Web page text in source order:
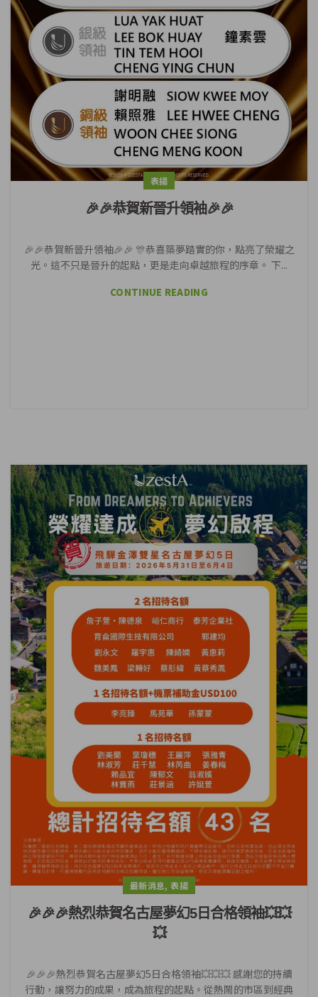
表揚
🎉🎉恭賀新晉升領袖🎉🎉
🎉🎉恭賀新晉升領袖🎉🎉 🎊恭喜築夢踏實的你，點亮了榮耀之
光。這不只是晉升的起點，更是走向卓越旅程的序章。 下...
CONTINUE READING
最新消息,表揚
🎉🎉🎉熱烈恭賀名古屋夢幻5日合格領袖💥💥
💥
🎉🎉🎉熱烈恭賀名古屋夢幻5日合格領袖💥💥💥 感謝您的持續
行動，讓努力的成果，成為旅程的起點。從熱鬧的市區到經典